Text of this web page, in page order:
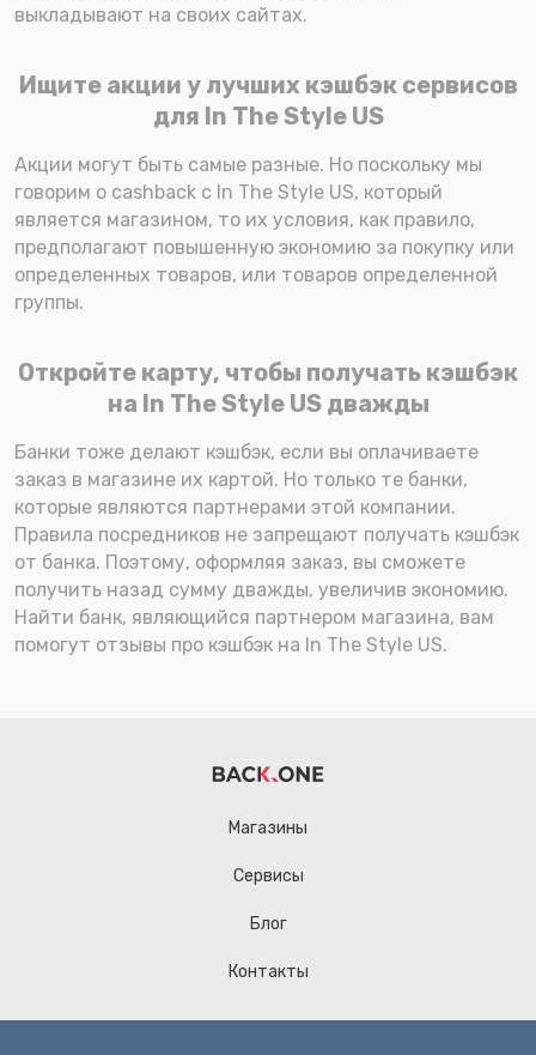
выкладывают на своих сайтах.
Ищите акции у лучших кэшбэк сервисов
для In The Style US
Акции могут быть самые разные. Но поскольку мы
говорим о cashback с In The Style US, который
является магазином, то их условия, как правило,
предполагают повышенную экономию за покупку или
определенных товаров, или товаров определенной
группы.
Откройте карту, чтобы получать кэшбэк
на In The Style US дважды
Банки тоже делают кэшбэк, если вы оплачиваете
заказ в магазине их картой. Но только те банки,
которые являются партнерами этой компании.
Правила посредников не запрещают получать кэшбэк
от банка. Поэтому, оформляя заказ, вы сможете
получить назад сумму дважды, увеличив экономию.
Найти банк, являющийся партнером магазина, вам
помогут отзывы про кэшбэк на In The Style US.
Магазины
Сервисы
Блог
Контакты